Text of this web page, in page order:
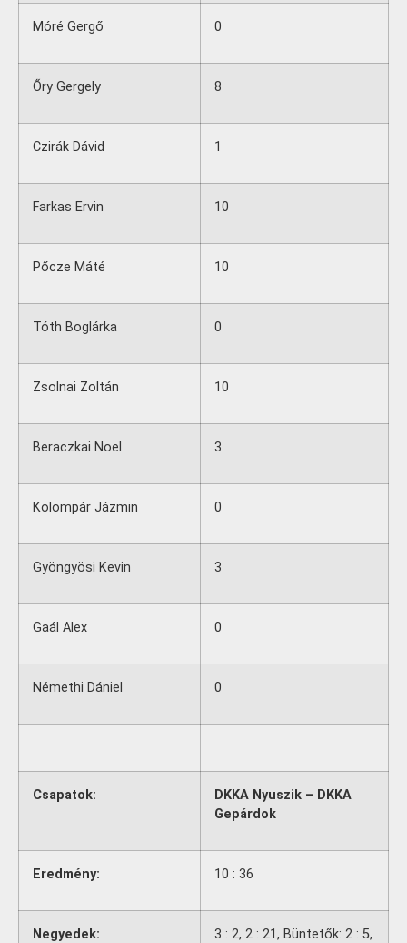
Móré Gergő 0
Őry Gergely 8
Czirák Dávid 1
Farkas Ervin 10
Pőcze Máté 10
Tóth Boglárka 0
Zsolnai Zoltán 10
Beraczkai Noel 3
Kolompár Jázmin 0
Gyöngyösi Kevin 3
Gaál Alex 0
Némethi Dániel 0
Csapatok:
DKKA Nyuszik – DKKA
Gepárdok
Eredmény: 10 : 36
Negyedek:
3 : 2, 2 : 21, Büntetők: 2 : 5,